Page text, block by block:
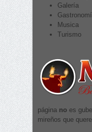
Galería
Musica
Turismo
página no es
mireños que